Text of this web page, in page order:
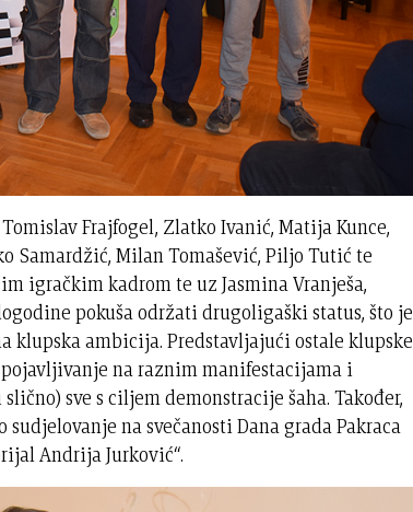
Frajfogel, Zlatko Ivanić, Matija Kunce,
Samardžić, Milan Tomašević, Piljo Tutić te
igračkim kadrom te uz Jasmina Vranješa,
pokuša održati drugoligaški status, što je
klupska ambicija. Predstavljajući ostale klupske
na raznim manifestacijama i
sve s ciljem demonstracije šaha. Također,
na svečanosti Dana grada Pakraca
Andrija Jurković“.